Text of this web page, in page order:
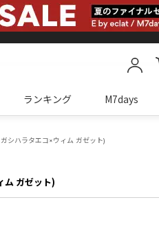
ランキング M7days
シハラタエコ×ウィム ガゼット)
ガゼット)